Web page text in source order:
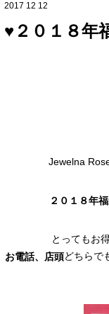
2017 12 12
♥２０１８年
Jewelna
２０１８年
とってもお
お電話、店頭どちらで